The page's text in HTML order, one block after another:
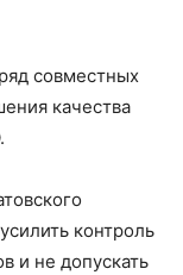
совместных
качества
контроль
и не допускать